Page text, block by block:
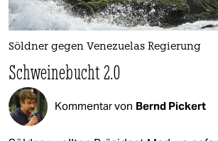
Söldner gegen Venezuelas Regierung
Schweinebucht 2.0
Kommentar von Bernd Pickert